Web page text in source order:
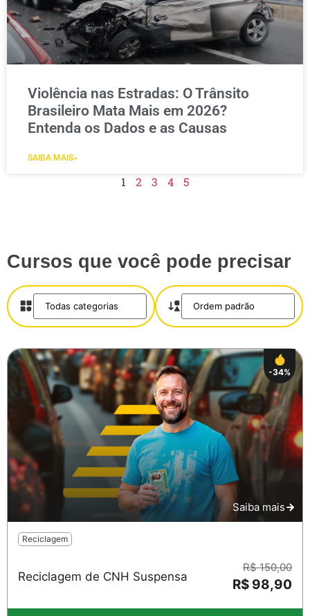
Salvar
Violência nas Estradas: O Trânsito
Brasileiro Mata Mais em 2026?
Entenda os Dados e as Causas
SAIBA MAIS»
1 2 3 4 5
Cursos que você pode precisar
-34%
Saiba mais
Reciclagem
Reciclagem de CNH Suspensa
R$ 150,00
R$ 98,90